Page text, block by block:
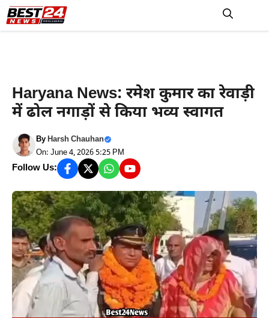
Skip
to
Haryana News: रमेश कुमार का रेवाड़ी
में ढोल नगाड़ों से किया भव्य स्वागत
ByHarsh Chauhan
On: June 4, 2026 5:25 PM
Follow Us: